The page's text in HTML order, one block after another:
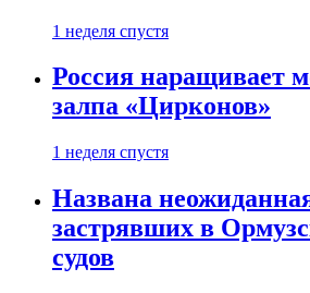
1 неделя спустя
Россия наращивает
залпа «Цирконов»
1 неделя спустя
Названа
застрявших в
судов